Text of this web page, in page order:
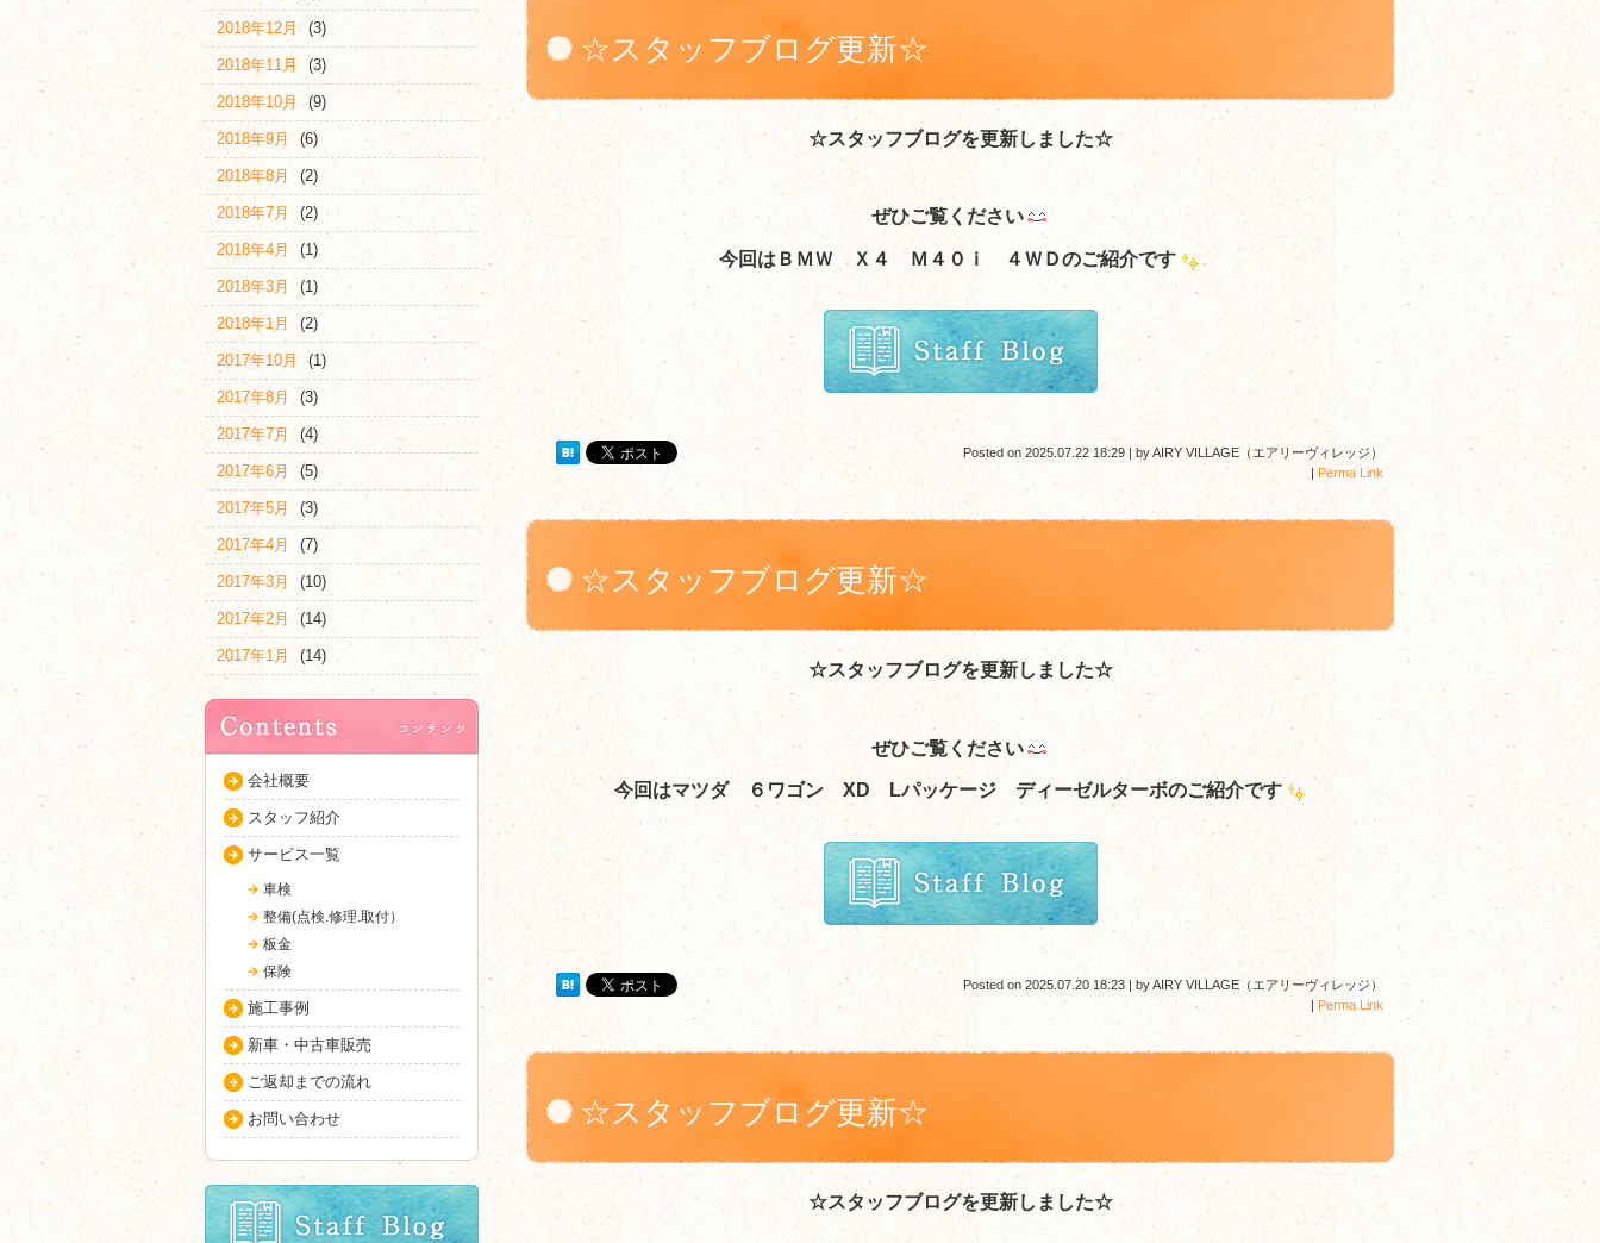
☆スタッフブログ更新☆
☆スタッフブログを更新しました☆
ぜひご覧ください
今回はＢＭＷ Ｘ４ Ｍ４０ｉ ４ＷＤのご紹介です
Posted on 2025.07.22 18:29 byAIRY VILLAGE（エアリーヴィレッジ）
Perma Link
☆スタッフブログ更新☆
☆スタッフブログを更新しました☆
ぜひご覧ください
今回はマツダ ６ワゴン XD Lパッケージ ディーゼルターボのご紹介です
Posted on 2025.07.20 18:23 | byAIRY VILLAGE（エアリーヴィレッジ）
| Perma Link
☆スタッフブログ更新☆
☆スタッフブログを更新しました☆
2018年12月 (3)
2018年11月 (3)
2018年10月 (9)
2018年9月 (6)
2018年8月 (2)
2018年7月 (2)
2018年4月 (1)
2018年3月 (1)
2018年1月 (2)
2017年10月 (1)
2017年8月 (3)
2017年7月 (4)
2017年6月 (5)
2017年5月 (3)
2017年4月 (7)
2017年3月 (10)
2017年2月 (14)
2017年1月 (14)
会社概要
スタッフ紹介
サービス一覧
車検
整備(点検.修理.取付）
板金
保険
施工事例
新車・中古車販売
ご返却までの流れ
お問い合わせ